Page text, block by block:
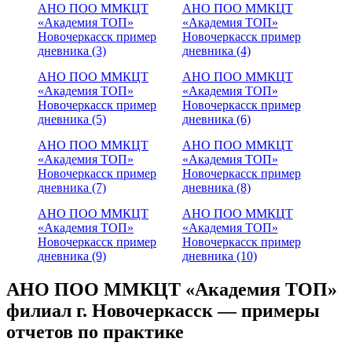
АНО ПОО ММКЦТ
«Академия ТОП»
Новочеркасск пример
дневника (3)
АНО ПОО ММКЦТ
«Академия ТОП»
Новочеркасск пример
дневника (4)
АНО ПОО ММКЦТ
«Академия ТОП»
Новочеркасск пример
дневника (5)
АНО ПОО ММКЦТ
«Академия ТОП»
Новочеркасск пример
дневника (6)
АНО ПОО ММКЦТ
«Академия ТОП»
Новочеркасск пример
дневника (7)
АНО ПОО ММКЦТ
«Академия ТОП»
Новочеркасск пример
дневника (8)
АНО ПОО ММКЦТ
«Академия ТОП»
Новочеркасск пример
дневника (9)
АНО ПОО ММКЦТ
«Академия ТОП»
Новочеркасск пример
дневника (10)
АНО ПОО ММКЦТ «Академия ТОП»
филиал г. Новочеркасск — примеры
отчетов по практике